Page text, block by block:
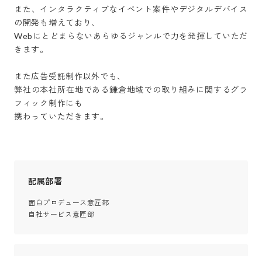
また、インタラクティブなイベント案件やデジタルデバイス
の開発も増えており、
Webにとどまらないあらゆるジャンルで力を発揮していただ
きます。
また広告受託制作以外でも、
弊社の本社所在地である鎌倉地域での取り組みに関するグラ
フィック制作にも
携わっていただきます。
配属部署
面白プロデュース意匠部
自社サービス意匠部